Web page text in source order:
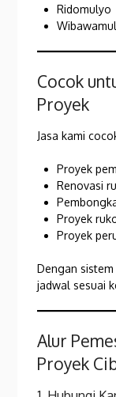
Ridomulyo
Cocok
Proyek
Jasa kami
Proyek
Renovasi
Proyek
Proyek
Dengan
jadwal sesuai
Alur
Proyek